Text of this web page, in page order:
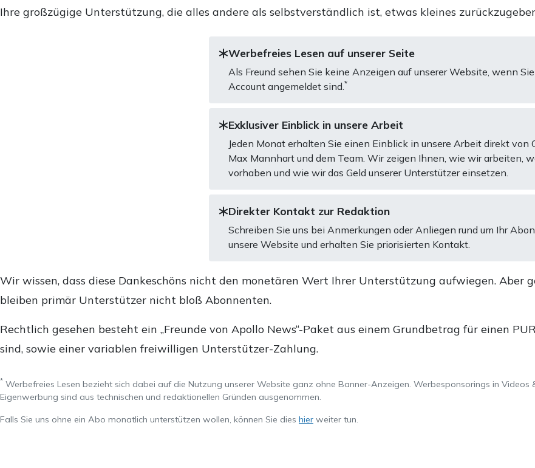
Ihre großzügige Unterstützung, die alles andere als selbstverständlich ist, etwas kleines
Werbefreies Lesen auf unserer Seite
Als Freund sehen Sie keine Anzeigen auf unserer Website, wenn
Account angemeldet sind. *
Exklusiver Einblick in unsere Arbeit
Jeden Monat erhalten Sie einen Einblick in unsere Arbeit direkt von
Max Mannhart und dem Team. Wir zeigen Ihnen, wie wir arbeiten,
vorhaben und wie wir das Geld unserer Unterstützer einsetzen.
Direkter Kontakt zur Redaktion
Schreiben Sie uns bei Anmerkungen oder Anliegen rund um Ihr
unsere Website und erhalten Sie priorisierten Kontakt.
Wir wissen, dass diese Dankeschöns nicht den monetären Wert Ihrer Unterstützung aufwiegen. Aber
bleiben primär Unterstützer nicht bloß Abonnenten.
Rechtlich gesehen besteht ein „Freunde von Apollo News“-Paket aus einem Grundbetrag für einen
sind, sowie einer variablen freiwilligen Unterstützer-Zahlung.
* Werbefreies Lesen bezieht sich dabei auf die Nutzung unserer Website ganz ohne Banner-Anzeigen. Werbesponsorings in
Eigenwerbung sind aus technischen und redaktionellen Gründen ausgenommen.
Falls Sie uns ohne ein Abo monatlich unterstützen wollen, können Sie dies hier weiter tun.